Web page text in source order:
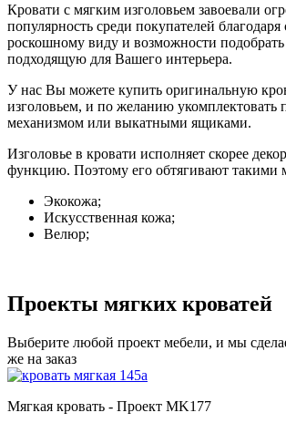
Кровати с мягким изголовьем завоевали
популярность среди покупателей благодаря
роскошному виду и возможности подобрать
подходящую для Вашего интерьера.
У нас Вы можете купить оригинальную
изголовьем, и по желанию укомплектовать
механизмом или выкатными ящиками.
Изголовье в кровати исполняет скорее
функцию. Поэтому его обтягивают такими
Экокожа;
Искусственная кожа;
Велюр;
Проекты мягких кроватей
Выберите любой проект мебели, и мы
же на заказ
Мягкая кровать - Проект MK177